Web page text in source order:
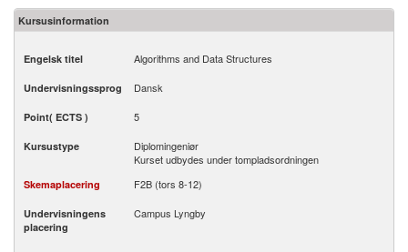
Kursusinformation
Engelsk titel Algorithms and Data Structures
Undervisningssprog Dansk
Point( ECTS ) 5
Kursustype
Diplomingeniør
Kurset udbydes under tompladsordningen
Skemaplacering F2B (tors 8-12)
Undervisningens
placering
Campus Lyngby